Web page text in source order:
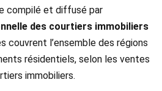
compilé et diffusé par
des courtiers immobiliers
couvrent l’ensemble des régions
résidentiels, selon les ventes
immobiliers.